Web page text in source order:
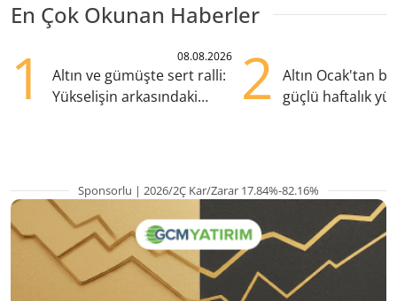
En Çok Okunan Haberler
1 08.08.2026
Altın ve gümüşte sert ralli:
Yükselişin arkasındaki
2
Altın Ocak'tan
güçlü haftalık
Sponsorlu | 2026/2Ç Kar/Zarar 17.84%-82.16%